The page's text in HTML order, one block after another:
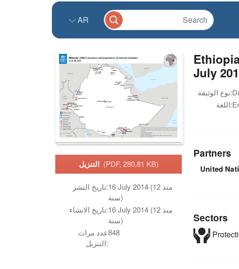
AR
التنزيل (PDF, 280.81 KB)
تاريخ النشر:16 July 2014 (منذ 12
سنة)
تاريخ الانشاء:16 July 2014 (منذ 12
سنة)
عدد مرات
التنزيل:
848
July
نوع الوثيقة:
اللغة:
Partners
United
Sectors